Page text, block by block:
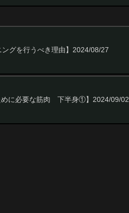
グを行うべき理由】2024/08/27
めに必要な筋肉 下半身①】2024/09/02